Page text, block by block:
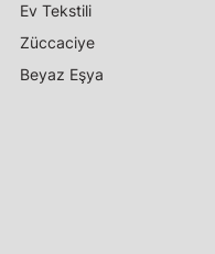
Ev Tekstili
Züccaciye
Beyaz Eşya